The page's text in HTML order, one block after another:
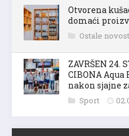
Otvorena
domaći
Ostale
ZAVRŠEN 24.
CIBONA
nakon sjajne
Sport